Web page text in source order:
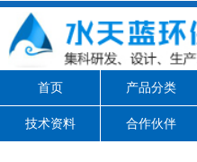
首页 产品分类
技术资料 合作伙伴